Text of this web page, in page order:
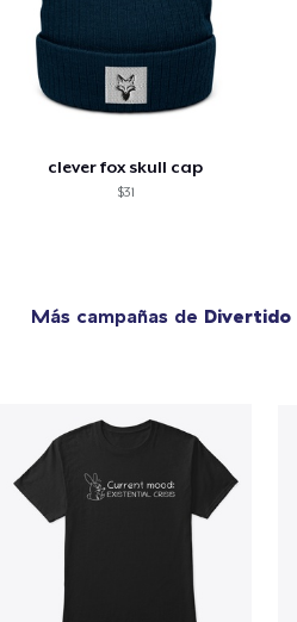
clever fox skull cap
$31
Más campañas de Divertido